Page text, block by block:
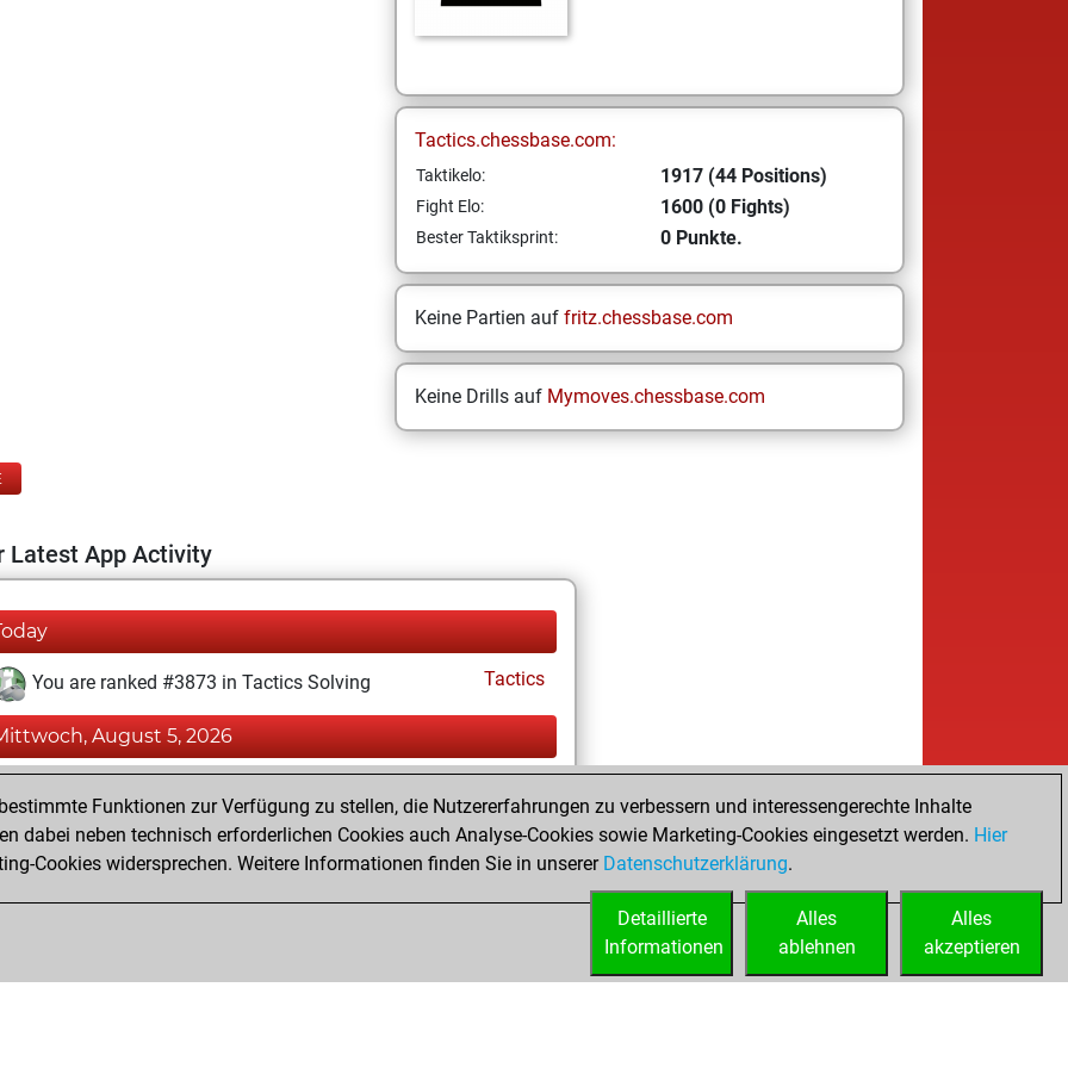
Tactics.chessbase.com:
Taktikelo: 1917 (44 Positions)
Fight Elo: 1600 (0 Fights)
Bester Taktiksprint: 0 Punkte.
Keine Partien auf fritz.chessbase.com
Keine Drills auf Mymoves.chessbase.com
Latest App Activity
You are ranked #3873 in Tactics Solving Tactics
August 5, 2026
You solved 40 tactics positions
You achieved an Elo of 1917 in tactics positions
Funktionen zur Verfügung zu stellen, die Nutzererfahrungen zu verbessern und interessengerechte Inhalte
dabei neben technisch erforderlichen Cookies auch Analyse-Cookies sowie Marketing-Cookies eingesetzt werden. Hier
Cookies widersprechen. Weitere Informationen finden Sie in unserer Datenschutzerklärung.
Alles
akzeptieren
Alles
ablehnen
Detaillierte
Informationen